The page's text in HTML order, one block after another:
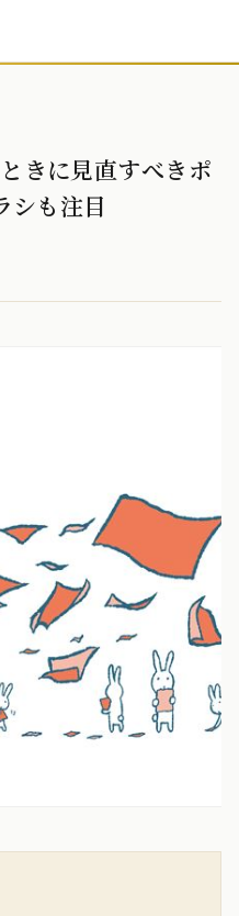
きに見直すべきポ
シも注目